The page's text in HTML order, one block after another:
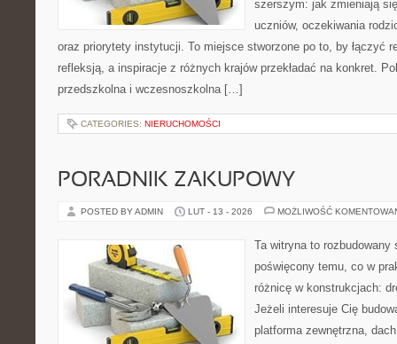
szerszym: jak zmieniają
uczniów, oczekiwania
oraz priorytety instytucji. To miejsce stworzone po to, by łączyć
refleksją, a inspiracje z różnych krajów przekładać na konkret.
przedszkolna i wczesnoszkolna […]
CATEGORIES: NIERUCHOMOŚCI
PORADNIK ZAKUPOWY
POSTED BY ADMIN LUT - 13 - 2026 MOŻLIWOŚĆ
Ta witryna to rozbudowany
poświęcony temu, co w
różnicę w konstrukcjach:
Jeżeli interesuje Cię
platforma zewnętrzna,